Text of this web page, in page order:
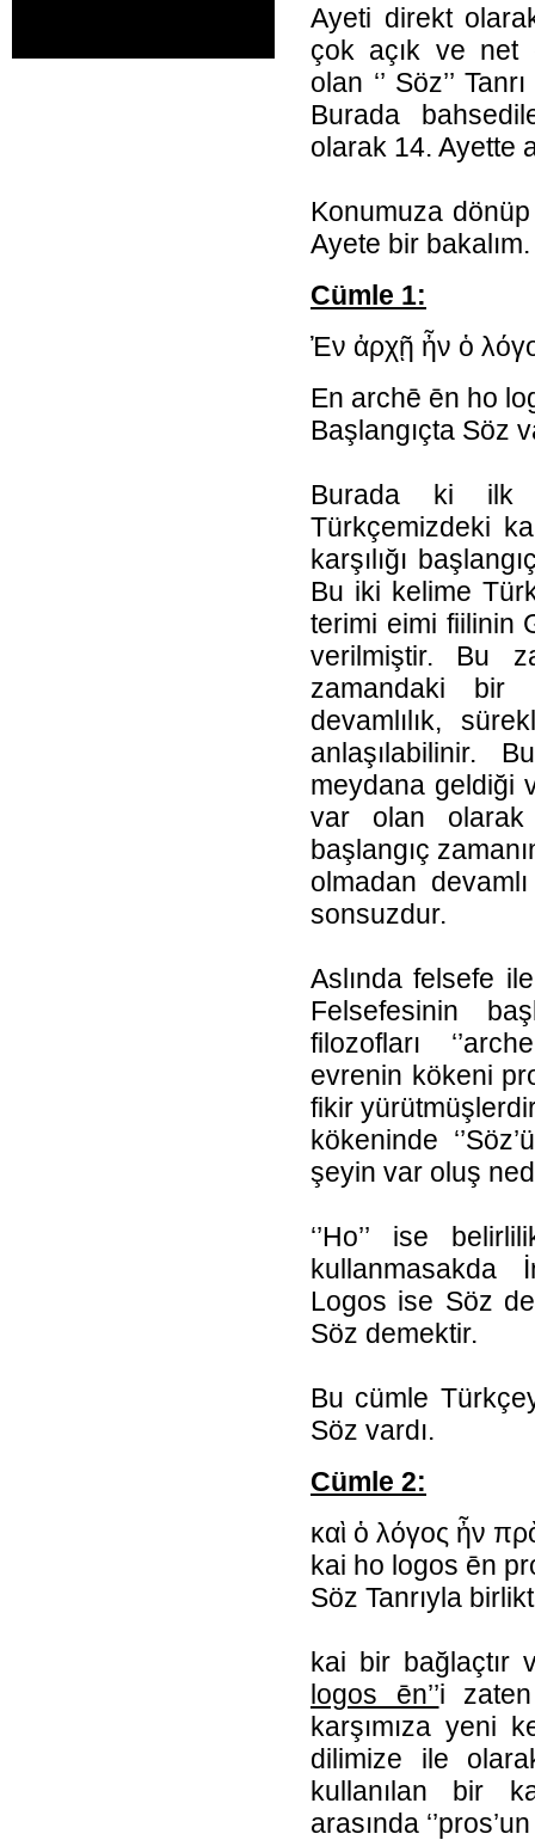
Ayeti direkt
çok açık ve net
olan ‘’ Söz’’
Burada
olarak 14. Ayette
Konumuza
Ayete bir bakalım.
Cümle 1:
Ἐν ἀρχῇ ἦν ὁ
En archē ēn ho
Başlangıçta Söz
Burada ki ilk
Türkçemizdeki
karşılığı
Bu iki kelime
terimi eimi fiilinin
verilmiştir. Bu
zamandaki bir
devamlılık,
anlaşılabilinir.
meydana geldiği
var olan olarak
başlangıç
olmadan
sonsuzdur.
Aslında felsefe
Felsefesinin
filozofları
evrenin kökeni
fikir
kökeninde
şeyin var oluş
‘’Ho’’ ise
kullanmasakda
Logos ise Söz
Söz demektir.
Bu cümle
Söz vardı.
Cümle 2:
καὶ ὁ λόγος ἦν
kai ho logos ēn
Söz Tanrıyla
kai bir bağlaçtır
logos ēn’’i zaten
karşımıza yeni
dilimize ile
kullanılan bir
arasında